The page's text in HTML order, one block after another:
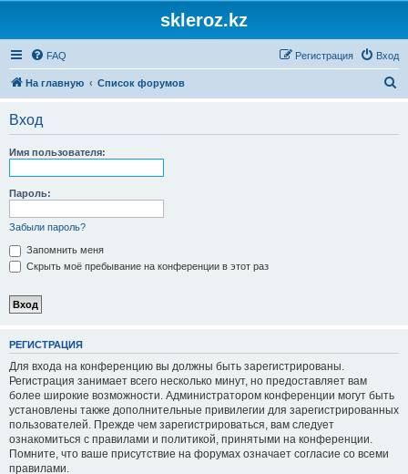
skleroz.kz
FAQ Вход
Регистрация
На главную Список форумов
Вход
Имя пользователя:
Пароль:
Забыли пароль?
Запомнить меня
Скрыть моё пребывание на конференции в этот раз
РЕГИСТРАЦИЯ
Для входа на конференцию вы должны быть зарегистрированы.
Регистрация занимает всего несколько минут, но предоставляет вам
более широкие возможности. Администратором конференции могут быть
установлены также дополнительные привилегии для зарегистрированных
пользователей. Прежде чем зарегистрироваться, вам следует
ознакомиться с правилами и политикой, принятыми на конференции.
Помните, что ваше присутствие на форумах означает согласие со всеми
правилами.